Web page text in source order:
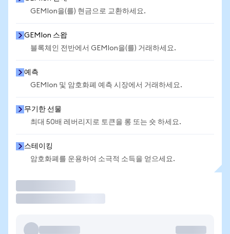
GEMIon을(를) 현금으로 교환하세요.
GEMIon 스왑
블록체인 전반에서 GEMIon을(를) 거래하세요.
예측
GEMIon 및 암호화폐 예측 시장에서 거래하세요.
무기한 선물
최대 50배 레버리지로 토큰을 롱 또는 숏 하세요.
스테이킹
암호화폐를 운용하여 소극적 소득을 얻으세요.